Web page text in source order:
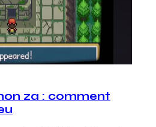
za : comment